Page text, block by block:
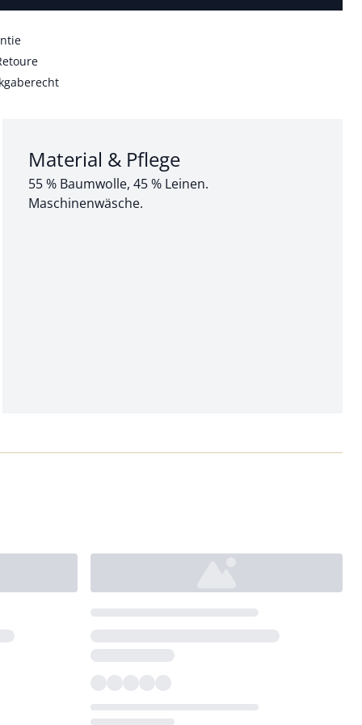
Abschnitt 3 von 3:
Material & Pflege
55 % Baumwolle, 45 % Leinen.
Maschinenwäsche.